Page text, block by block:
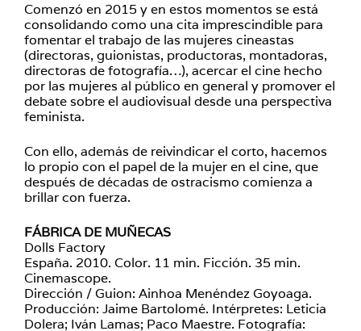
Comenzó en 2015 y en estos momentos se está
consolidando como una cita imprescindible para
fomentar el trabajo de las mujeres cineastas
(directoras, guionistas, productoras, montadoras,
directoras de fotografía…), acercar el cine hecho
por las mujeres al público en general y promover el
debate sobre el audiovisual desde una perspectiva
feminista.
Con ello, además de reivindicar el corto, hacemos
lo propio con el papel de la mujer en el cine, que
después de décadas de ostracismo comienza a
brillar con fuerza.
FÁBRICA DE MUÑECAS
Dolls Factory
España. 2010. Color. 11 min. Ficción. 35 min.
Cinemascope.
Dirección / Guion: Ainhoa Menéndez Goyoaga.
Producción: Jaime Bartolomé. Intérpretes: Leticia
Dolera; Iván Lamas; Paco Maestre. Fotografía: